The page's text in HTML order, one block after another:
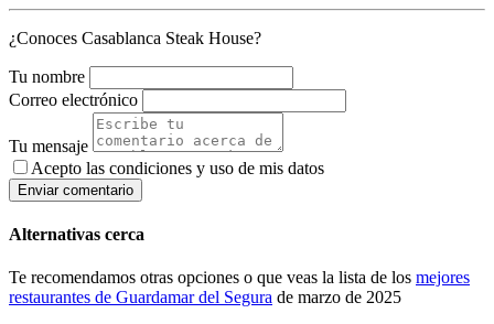
¿Conoces Casablanca Steak House?
Tu nombre
Correo electrónico
Tu mensaje
Acepto las condiciones y uso de mis datos
Enviar comentario
Alternativas cerca
Te recomendamos otras opciones o que veas la lista de los mejores
restaurantes de Guardamar del Segura de marzo de 2025